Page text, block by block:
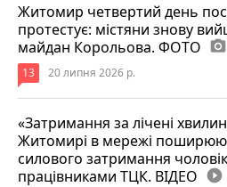
Житомир четвертий день
протестує: містяни знову
майдан Корольова. ФОТО photo_camera
13 20 липня 2026 р.
«Затримання за лічені
Житомирі в мережі
силового затримання
працівниками ТЦК. ВІДЕО play_circle_filled